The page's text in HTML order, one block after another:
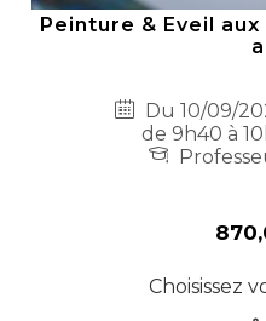
Peinture & Eveil
Du 10/09/
de 9h40 à
Choisissez